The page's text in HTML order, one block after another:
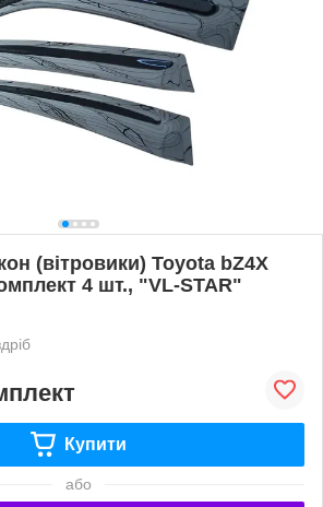
(вітровики) Toyota bZ4X
4 шт., "VL-STAR"
Купити
або